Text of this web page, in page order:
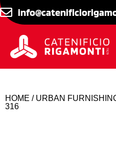
HOME / URBAN
316